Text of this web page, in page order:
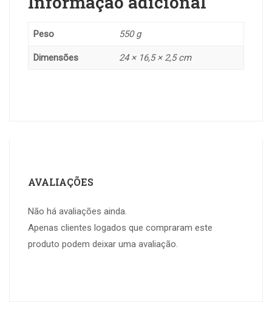
Peso 550 g
Dimensões 24 × 16,5 × 2,5 cm
AVALIAÇÕES
Não há avaliações ainda.
Apenas clientes logados que compraram este
produto podem deixar uma avaliação.